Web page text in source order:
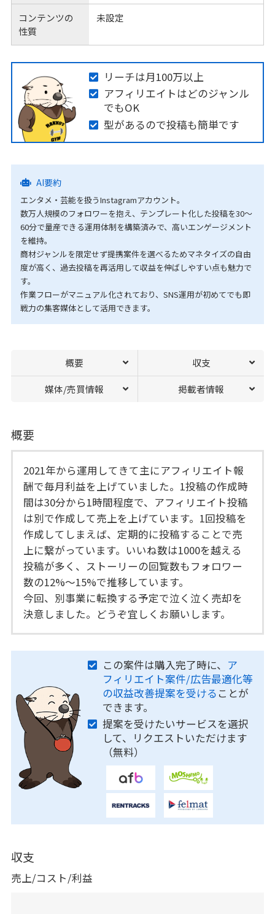
コンテンツの
性質
未設定
リーチは月100万以上
アフィリエイトはどのジャンル
でもOK
型があるので投稿も簡単です
AI要約
エンタメ・芸能を扱うInstagramアカウント。
数万人規模のフォロワーを抱え、テンプレート化した投稿を30〜
60分で量産できる運用体制を構築済みで、高いエンゲージメント
を維持。
商材ジャンルを限定せず提携案件を選べるためマネタイズの自由
度が高く、過去投稿を再活用して収益を伸ばしやすい点も魅力で
す。
作業フローがマニュアル化されており、SNS運用が初めてでも即
戦力の集客媒体として活用できます。
概要 収支
媒体/売買情報 掲載者情報
概要
2021年から運用してきて主にアフィリエイト報
酬で毎月利益を上げていました。1投稿の作成時
間は30分から1時間程度で、アフィリエイト投稿
は別で作成して売上を上げています。1回投稿を
作成してしまえば、定期的に投稿することで売
上に繋がっています。いいね数は1000を越える
投稿が多く、ストーリーの回覧数もフォロワー
数の12%〜15%で推移しています。
今回、別事業に転換する予定で泣く泣く売却を
決意しました。どうぞ宜しくお願いします。
この案件は購入完了時に、 ア
フィリエイト案件/広告最適化等
の収益改善提案を受ける ことが
できます。
提案を受けたいサービスを選択
して、リクエストいただけます
（無料）
収支
売上/コスト/利益